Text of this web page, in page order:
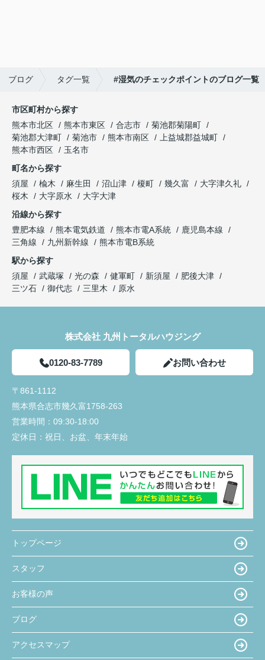
ブログ タグ一覧 #湿気のチェックポイントのブログ一覧
市区町村から探す
熊本市北区
熊本市東区 合志市
菊池郡菊陽町
菊池郡大津町
菊池市 熊本市南区
上益城郡益城町
熊本市西区
玉名市
町名から探す
須屋
楡木 麻生田 沼山津 榎町 幾久富
大字津久礼
桜木
大字原水
大字大津
沿線から探す
豊肥本線
熊本電気鉄道 熊本市電A系統
鹿児島本線
三角線
九州新幹線
熊本市電B系統
駅から探す
須屋
武蔵塚 光の森 健軍町 新須屋
肥後大津
三ツ石
御代志 三里木 原水
株式会社 九州トータルハウジング
0120-83-7789 お問い合わせ
〒861-1112
熊本県合志市幾久富1758-263
営業時間： 09:30-18:00
定休日： 祝日、お盆、年末年始
トップページ
スタッフ
お客様の声
ブログ
アクセスマップ